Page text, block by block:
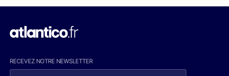
RECEVEZ NOTRE NEWSLETTER